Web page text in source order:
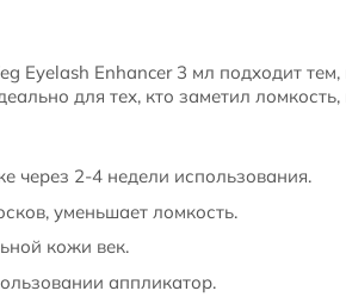
Eyelash Enhancer 3 мл подходит
для тех, кто заметил
через 2-4 недели использования.
уменьшает ломкость.
кожи век.
аппликатор.